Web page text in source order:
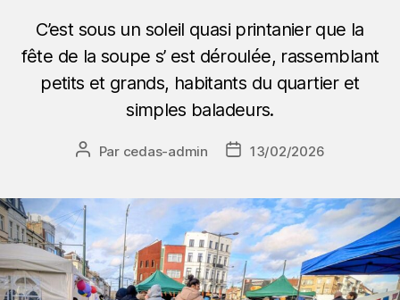
C’est sous un soleil quasi printanier que la
fête de la soupe s’ est déroulée, rassemblant
petits et grands, habitants du quartier et
simples baladeurs.
Par cedas-admin 13/02/2026